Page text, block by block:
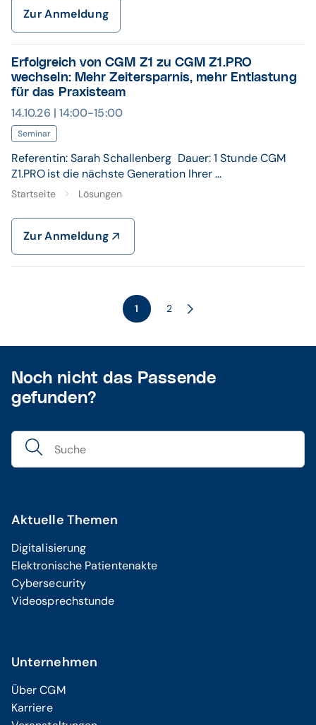
Zur Anmeldung
Erfolgreich von CGM Z1 zu CGM Z1.PRO
wechseln: Mehr Zeitersparnis, mehr Entlastung
für das Praxisteam
14.10.26 | 14:00-15:00
Seminar
Referentin: Sarah Schallenberg Dauer: 1 Stunde CGM
Z1.PRO ist die nächste Generation Ihrer ...
Startseite Lösungen
Zur Anmeldung
1 2
Noch nicht das Passende
gefunden?
Aktuelle Themen
Digitalisierung
Elektronische Patientenakte
Cybersecurity
Videosprechstunde
Unternehmen
Über CGM
Karriere